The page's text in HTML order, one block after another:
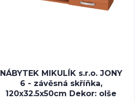
NÁBYTEK MIKULÍK s.r.o. JONY
6 - závěsná skříňka,
120x32.5x50cm Dekor: olše